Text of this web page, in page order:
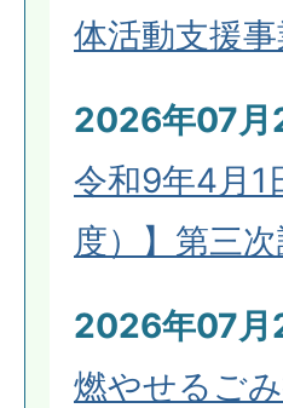
体活動支援
2026年07月
令和9年4月1
度）】第三
2026年07月
燃やせるご